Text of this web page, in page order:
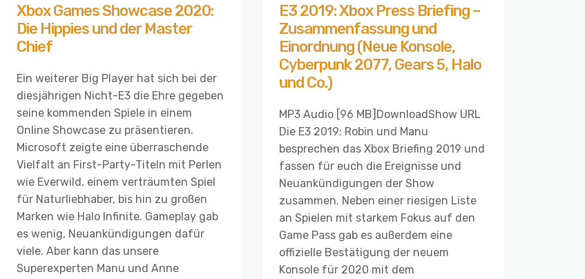
Xbox Games Showcase 2020:
Die Hippies und der Master
Chief
Ein weiterer Big Player hat sich bei der
diesjährigen Nicht-E3 die Ehre gegeben
seine kommenden Spiele in einem
Online Showcase zu präsentieren.
Microsoft zeigte eine überraschende
Vielfalt an First-Party-Titeln mit Perlen
wie Everwild, einem verträumten Spiel
für Naturliebhaber, bis hin zu großen
Marken wie Halo Infinite. Gameplay gab
es wenig, Neuankündigungen dafür
viele. Aber kann das unsere
Superexperten Manu und Anne
E3 2019: Xbox Press Briefing –
Zusammenfassung und
Einordnung (Neue Konsole,
Cyberpunk 2077, Gears 5, Halo
und Co.)
MP3 Audio [96 MB]DownloadShow URL
Die E3 2019: Robin und Manu
besprechen das Xbox Briefing 2019 und
fassen für euch die Ereignisse und
Neuankündigungen der Show
zusammen. Neben einer riesigen Liste
an Spielen mit starkem Fokus auf den
Game Pass gab es außerdem eine
offizielle Bestätigung der neuem
Konsole für 2020 mit dem